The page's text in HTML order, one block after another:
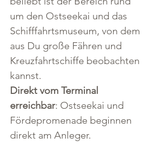
um den Ostseekai und das
Schifffahrtsmuseum, von dem
aus Du große Fähren und
Kreuzfahrtschiffe beobachten
kannst.
Direkt vom Terminal
erreichbar: Ostseekai und
Fördepromenade beginnen
direkt am Anleger.